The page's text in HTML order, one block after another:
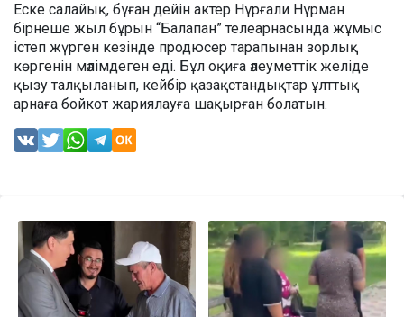
Еске салайық, бұған дейін актер Нұрғали Нұрман
бірнеше жыл бұрын “Балапан” телеарнасында жұмыс
істеп жүрген кезінде продюсер тарапынан зорлық
көргенін мәлімдеген еді. Бұл оқиға әлеуметтік желіде
қызу талқыланып, кейбір қазақстандықтар ұлттық
арнаға бойкот жариялауға шақырған болатын.